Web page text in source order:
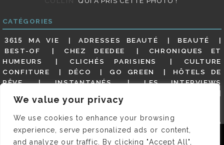
We value your privacy
We use cookies to enhance your browsing
experience, serve personalized ads or content,
and analyze our traffic. By clicking "Accept All",
CATÉGORIES
3615 MA VIE ADRESSES BEAUTÉ
BEAUTÉ
BEST-OF
CHEZ DEEDEE
CHRONIQUES ET
HUMEURS
CLICHÉS PARISIENS
CULTURE
CONFITURE
DÉCO GO GREEN
HÔTELS DE
RÊVE
INSTANTANÉS
LES INTERVIEWS
MES ADRESSES
MODE
(BUT GOODIES)
PAR ICI LE MAGOT !
PARIS EN PHOTOS
RESTAURANTS
REVUE DE PRESSE DÉTAILLÉE, SIOU PLAIT
SALONS
Nous utilisons des cookies pour vous garantir la meilleure